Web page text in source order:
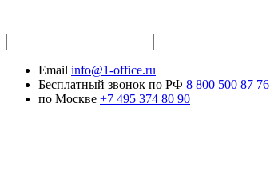
Email info@1-office.ru
Бесплатный звонок по РФ 8 800 500 87 76
по Москве +7 495 374 80 90